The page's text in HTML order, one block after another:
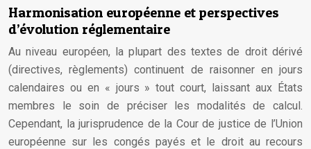
Harmonisation européenne et perspectives
d’évolution réglementaire
Au niveau européen, la plupart des textes de droit dérivé
(directives, règlements) continuent de raisonner en jours
calendaires ou en « jours » tout court, laissant aux États
membres le soin de préciser les modalités de calcul.
Cependant, la jurisprudence de la Cour de justice de l’Union
européenne sur les congés payés et le droit au recours